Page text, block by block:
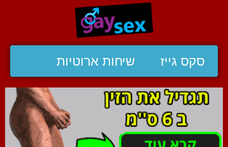
סקס גייז שיחות ארוטיות